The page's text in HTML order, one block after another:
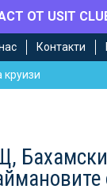
ОТ USIT
Контакти
круизи